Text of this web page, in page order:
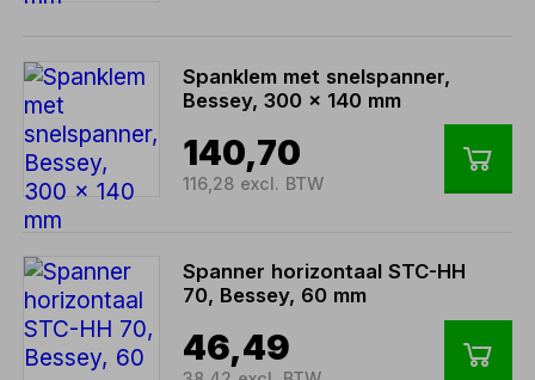
Spanklem met snelspanner,
Bessey, 300 x 140 mm
140,70
116,28 excl. BTW
Spanner horizontaal STC-HH
70, Bessey, 60 mm
46,49